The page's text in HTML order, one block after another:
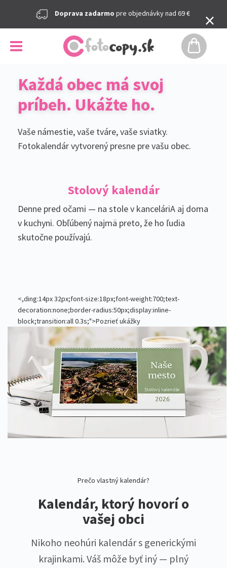
Doprava zadarmo pre objednávky nad 69 €
Každá obec má svoj
príbeh. Ukážte ho.
Vaše námestie, vaše tváre, vaše sviatky.
Fotokalendár vytvorený presne pre vašu obec.
Stolový kalendár
Denne pred očami — na stole v kanceláriA aj doma
v kuchyni. Obľúbený najmä preto, že ho ľudia
skutočne používajú.
<,ding:14px 32px;font-size:18px;font-weight:700;text-
decoration:none;border-radius:50px;display:inline-
block;transition:all 0.3s;">Pozrieť ukážky
Prečo vlastný kalendár?
Kalendár, ktorý hovorí o
vašej obci
Nikoho neohúri kalendár s generickými
krajinkami. Váš môže byť iný — plný
×